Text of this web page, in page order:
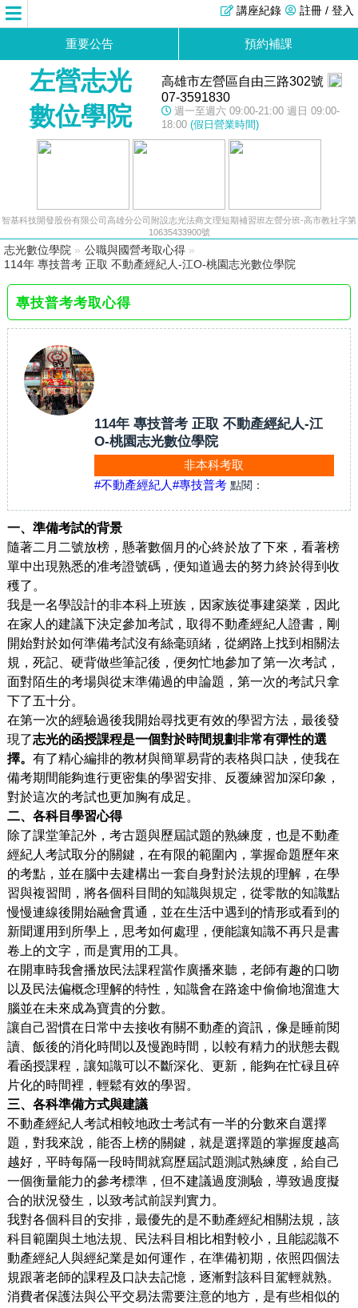
註冊 / 登入
講座紀錄
重要公告 預約補課
左營志光
數位學院
高雄市左營區自由三路302號
07-3591830
週一至週六 09:00-21:00 週日 09:00-
18:00 (假日營業時間)
智基科技開發股份有限公司高雄分公司附設志光法商文理短期補習班左營分班-高市教社字第
10635433900號
志光數位學院 » 公職與國營考取心得 »
114年 專技普考 正取 不動產經紀人-江O-桃園志光數位學院
專技普考考取心得
114年 專技普考 正取 不動產經紀人-江
O-桃園志光數位學院
非本科考取
#不動產經紀人#專技普考 點閱：
一、準備考試的背景
隨著二月二號放榜，懸著數個月的心終於放了下來，看著榜
單中出現熟悉的准考證號碼，便知道過去的努力終於得到收
穫了。
我是一名學設計的非本科上班族，因家族從事建築業，因此
在家人的建議下決定參加考試，取得不動產經紀人證書，剛
開始對於如何準備考試沒有絲毫頭緒，從網路上找到相關法
規，死記、硬背做些筆記後，便匆忙地參加了第一次考試，
面對陌生的考場與從末準備過的申論題，第一次的考試只拿
下了五十分。
在第一次的經驗過後我開始尋找更有效的學習方法，最後發
現了志光的函授課程是一個對於時間規劃非常有彈性的選
擇。 有了精心編排的教材與簡單易背的表格與口訣，使我在
備考期間能夠進行更密集的學習安排、反覆練習加深印象，
對於這次的考試也更加胸有成足。
二、各科目學習心得
除了課堂筆記外，考古題與歷屆試題的熟練度，也是不動產
經紀人考試取分的關鍵，在有限的範圍內，掌握命題歷年來
的考點，並在腦中去建構出一套自身對於法規的理解，在學
習與複習間，將各個科目間的知識與規定，從零散的知識點
慢慢連線後開始融會貫通，並在生活中遇到的情形或看到的
新聞運用到所學上，思考如何處理，便能讓知識不再只是書
卷上的文字，而是實用的工具。
在開車時我會播放民法課程當作廣播來聽，老師有趣的口吻
以及民法偏概念理解的特性，知識會在路途中偷偷地溜進大
腦並在未來成為寶貴的分數。
讓自己習慣在日常中去接收有關不動產的資訊，像是睡前閱
讀、飯後的消化時間以及慢跑時間，以較有精力的狀態去觀
看函授課程，讓知識可以不斷深化、更新，能夠在忙碌且碎
片化的時間裡，輕鬆有效的學習。
三、各科準備方式與建議
不動產經紀人考試相較地政士考試有一半的分數來自選擇
題，對我來說，能否上榜的關鍵，就是選擇題的掌握度越高
越好，平時每隔一段時間就寫歷屆試題測試熟練度，給自己
一個衡量能力的參考標準，但不建議過度測驗，導致過度擬
合的狀況發生，以致考試前誤判實力。
我對各個科目的安排，最優先的是不動產經紀相關法規，該
科目範圍與土地法規、民法科目相比相對較小，且能認識不
動產經紀人與經紀業是如何運作，在準備初期，依照四個法
規跟著老師的課程及口訣去記憶，逐漸對該科目駕輕就熟。
消費者保護法與公平交易法需要注意的地方，是有些相似的